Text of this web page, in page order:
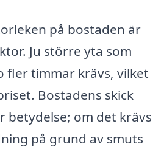
på bostaden är
Ju större yta som
fler timmar krävs, vilket
Bostadens skick
betydelse; om det krävs
på grund av smuts